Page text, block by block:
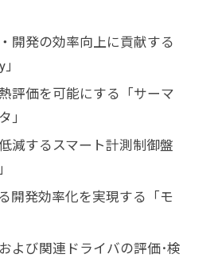
開発の効率向上に貢献する
評価を可能にする「サーマ
」
減するスマート計測制御盤
開発効率化を実現する「モ
よび関連ドライバの評価･検